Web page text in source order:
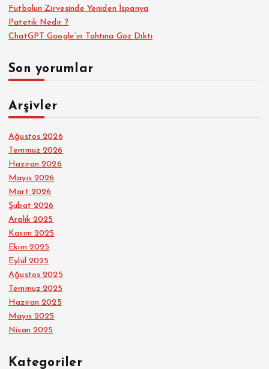
ı
Futbolun Zirvesinde Yeniden İspanya
Patetik Nedir ?
ChatGPT Google’ın Tahtına Göz Dikti
Son yorumlar
Arşivler
Ağustos 2026
Temmuz 2026
Haziran 2026
Mayıs 2026
Mart 2026
Şubat 2026
Aralık 2025
Kasım 2025
Ekim 2025
Eylül 2025
Ağustos 2025
Temmuz 2025
Haziran 2025
Mayıs 2025
Nisan 2025
Kategoriler